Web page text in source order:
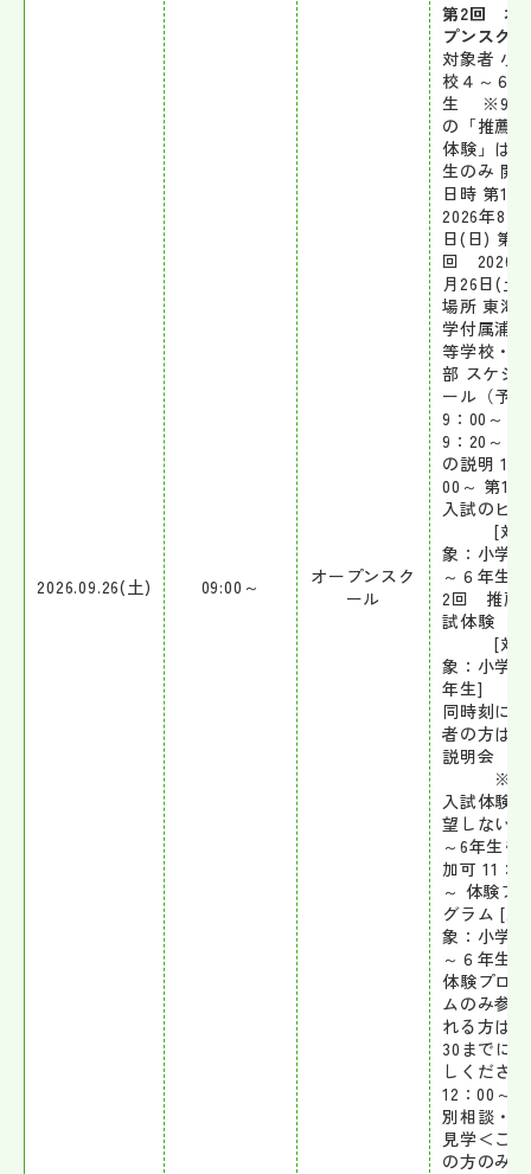
2026.09.26(土) 09:00～
オープンスク
ール
第2回 オ
プンスク
対象者 小
校４～６年
生 ※9/
の「推薦
体験」は
生のみ 開
日時 第1
2026年8月
日(日) 第2
回 2026
月26日(土)
場所 東海
学付属浦
等学校・
部 スケジ
ール（予
9：00～
9：20～
の説明 10
00～ 第1
入試のヒ
[対
象：小学
～６年生]
2回 推薦
試体験
[対
象：小学
年
同時刻に
者の方は
説明会
※推
入試体験
望しない
～6年生も
加可 11：
～ 体験プ
グラム [対
象：小学
～６年生]
体験プロ
ムのみ参
れる方は
30までに
しくださ
12：00～
別相談・
見学＜ご
の方のみ＞